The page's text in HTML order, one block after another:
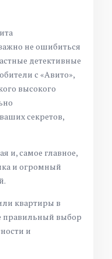
не ошибиться
детективные
с «Авито»,
высокого
секретов,
и, самое главное,
и огромный
квартиры в
правильный выбор
и